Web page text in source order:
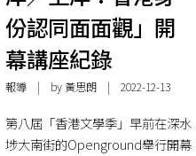
份認同面面觀」開
幕講座紀錄
報導| by 黃思朗| 2022-12-13
第八屆「香港文學季」早前在深水
埗大南街的Openground舉行開幕